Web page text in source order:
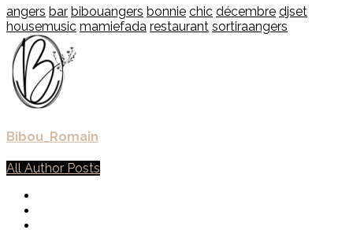
angers bar bibouangers bonnie chic décembre djset
housemusic mamiefada restaurant sortiraangers
Bibou_Romain
All Author Posts